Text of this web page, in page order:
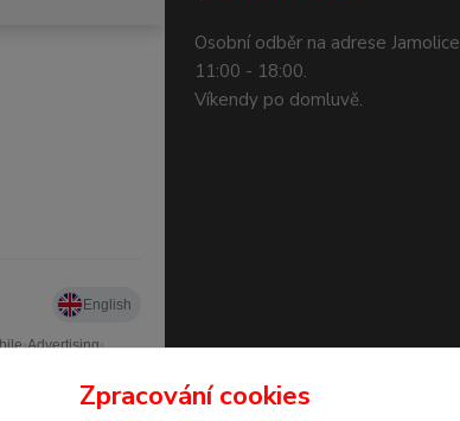
Osobní odběr na adrese
11:00 - 18:00.
Víkendy po domluvě.
Zpracování cookies